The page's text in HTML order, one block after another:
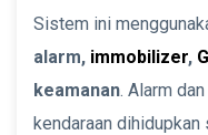
Sistem ini
alarm, immobilizer,
keamanan. Alarm
kendaraan dihidupkan